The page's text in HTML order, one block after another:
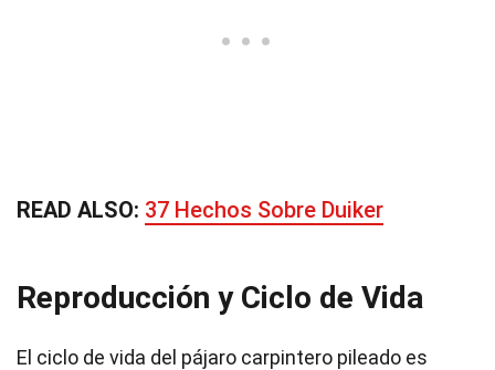
READ ALSO: 37 Hechos Sobre Duiker
Reproducción y Ciclo de Vida
El ciclo de vida del pájaro carpintero pileado es